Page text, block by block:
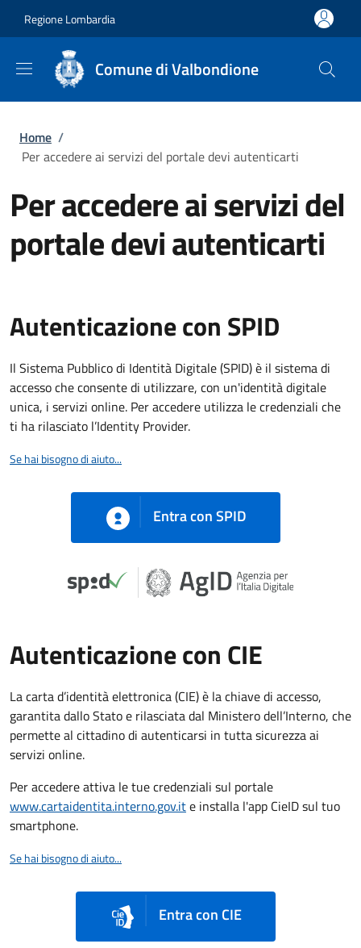
Regione Lombardia
Comune di Valbondione
Briciole di pane
Home /
Per accedere ai servizi del portale devi autenticarti
Per accedere ai servizi del
portale devi autenticarti
Autenticazione con SPID
Il Sistema Pubblico di Identità Digitale (SPID) è il sistema di
accesso che consente di utilizzare, con un'identità digitale
unica, i servizi online. Per accedere utilizza le credenziali che
ti ha rilasciato l’Identity Provider.
Se hai bisogno di aiuto...
Entra con SPID
Autenticazione con CIE
La carta d’identità elettronica (CIE) è la chiave di accesso,
garantita dallo Stato e rilasciata dal Ministero dell’Interno, che
permette al cittadino di autenticarsi in tutta sicurezza ai
servizi online.
Per accedere attiva le tue credenziali sul portale
www.cartaidentita.interno.gov.ite installa l'app CieID sul tuo
smartphone.
Se hai bisogno di aiuto...
Entra con CIE